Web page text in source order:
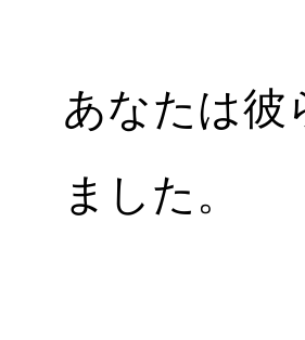
あなたは彼
ました。